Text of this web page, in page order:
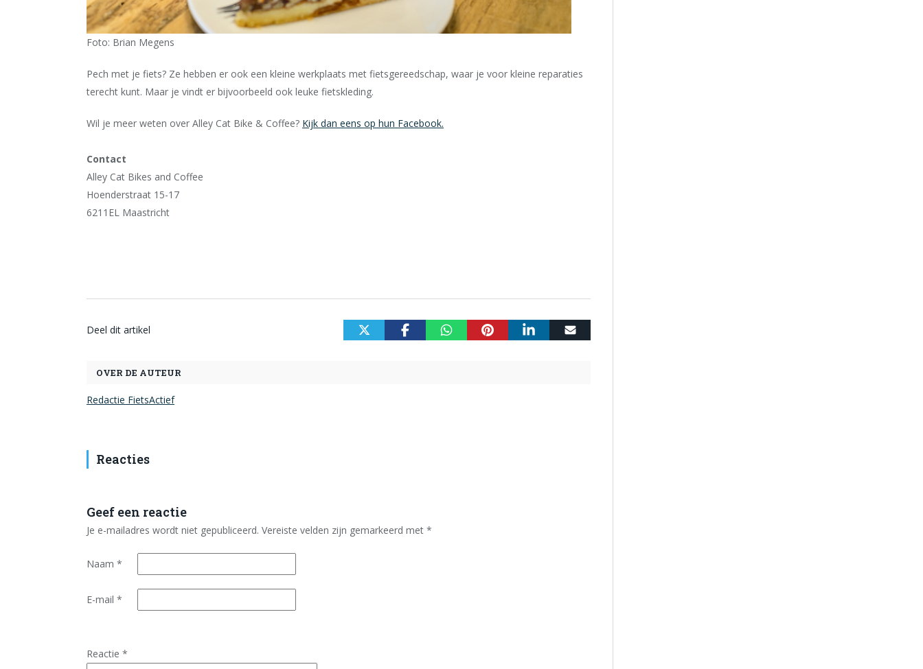
Foto: Brian Megens
Pech met je fiets? Ze hebben er ook een kleine werkplaats met fietsgereedschap, waar je voor kleine reparaties
terecht kunt. Maar je vindt er bijvoorbeeld ook leuke fietskleding.
Wil je meer weten over Alley Cat Bike & Coffee? Kijk dan eens op hun Facebook.
Contact
Alley Cat Bikes and Coffee
Hoenderstraat 15-17
6211EL Maastricht
Deel dit artikel
OVER DE AUTEUR
Redactie FietsActief
Reacties
Geef een reactie
Je e-mailadres wordt niet gepubliceerd. Vereiste velden zijn gemarkeerd met *
Naam *
E-mail *
Reactie *